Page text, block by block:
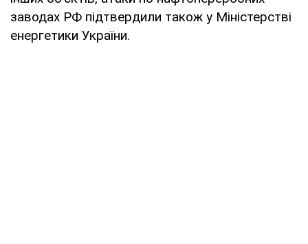
заводах РФ підтвердили також у Міністерстві
енергетики України.